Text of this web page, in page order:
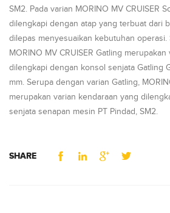
SM2. Pada varian MORINO MV CRUISER
dilengkapi dengan atap yang terbuat dari
dilepas menyesuaikan kebutuhan operasi.
MORINO MV CRUISER Gatling
dilengkapi dengan konsol senjata Gatling
mm. Serupa dengan varian Gatling,
merupakan varian kendaraan yang
senjata senapan mesin PT Pindad, SM2.
SHARE